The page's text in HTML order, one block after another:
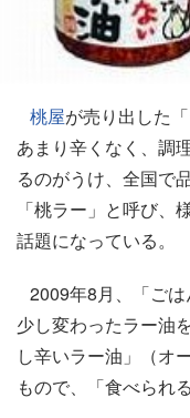
桃屋が売り出した
あまり辛くなく、調
るのがうけ、全国で
「桃ラー」と呼び、
話題になっている。
2009年8月、「ご
少し変わったラー油
し辛いラー油」（オ
もので、「食べられ